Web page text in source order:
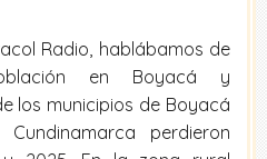
Radio, hablábamos de
en Boyacá y
los municipios de Boyacá
perdieron